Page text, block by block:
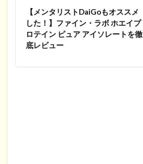
【メンタリストDaiGoもオススメ
した！】ファイン・ラボ ホエイプ
ロテイン ピュア アイソレートを徹
底レビュー